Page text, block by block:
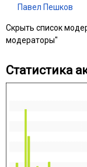
Павел Пешков
Скрыть список
модераторы"
Статистика